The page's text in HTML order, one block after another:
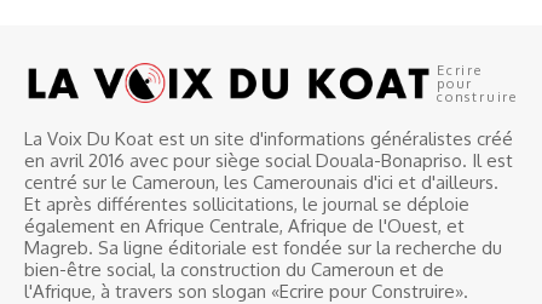
Ecrire
pour
construire
La Voix Du Koat est un site d'informations généralistes créé
en avril 2016 avec pour siège social Douala-Bonapriso. Il est
centré sur le Cameroun, les Camerounais d'ici et d'ailleurs.
Et après différentes sollicitations, le journal se déploie
également en Afrique Centrale, Afrique de l'Ouest, et
Magreb. Sa ligne éditoriale est fondée sur la recherche du
bien-être social, la construction du Cameroun et de
l'Afrique, à travers son slogan «Ecrire pour Construire».